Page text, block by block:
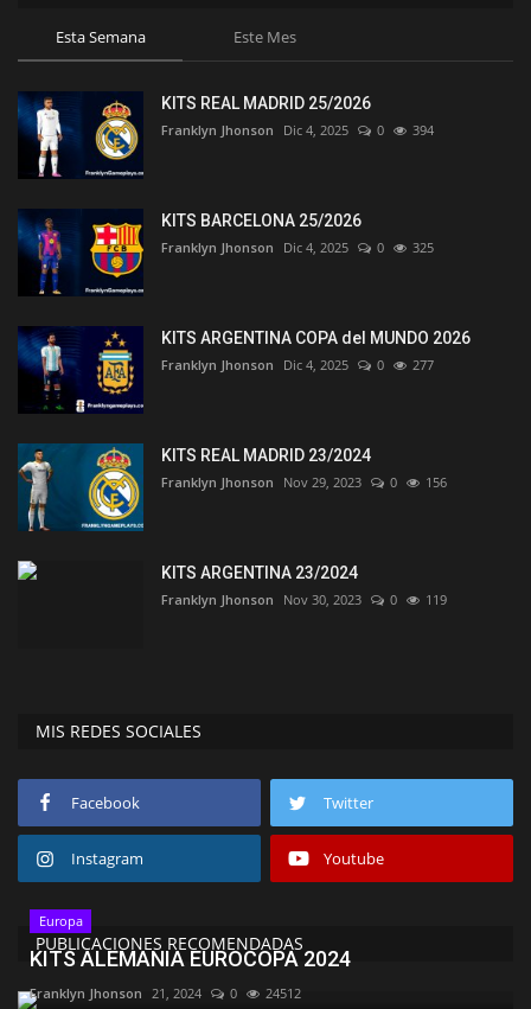
Esta Semana Este Mes
KITS REAL MADRID 25/2026
Franklyn Jhonson Dic 4, 2025 0 394
KITS BARCELONA 25/2026
Franklyn Jhonson Dic 4, 2025 0 325
KITS ARGENTINA COPA del MUNDO 2026
Franklyn Jhonson Dic 4, 2025 0 277
KITS REAL MADRID 23/2024
Franklyn Jhonson Nov 29, 2023 0 156
KITS ARGENTINA 23/2024
Franklyn Jhonson Nov 30, 2023 0 119
MIS REDES SOCIALES
Facebook Twitter
Instagram Youtube
PUBLICACIONES RECOMENDADAS
Europa
KITS ALEMANIA EUROCOPA 2024
Franklyn Jhonson 21, 2024 0 24512